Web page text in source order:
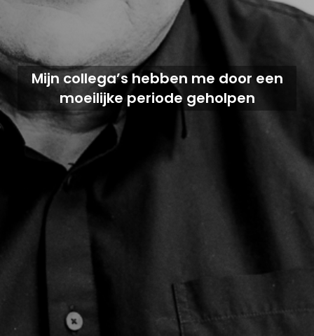
Mijn collega’s hebben me door een
moeilijke periode geholpen